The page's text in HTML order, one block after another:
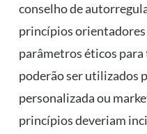
conselho de
princípios orientadores
parâmetros éticos
poderão ser utilizados
personalizada ou
princípios deveriam